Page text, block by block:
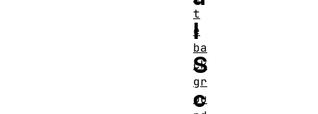
l
S
c
t
e
ba
ck
gr
ou